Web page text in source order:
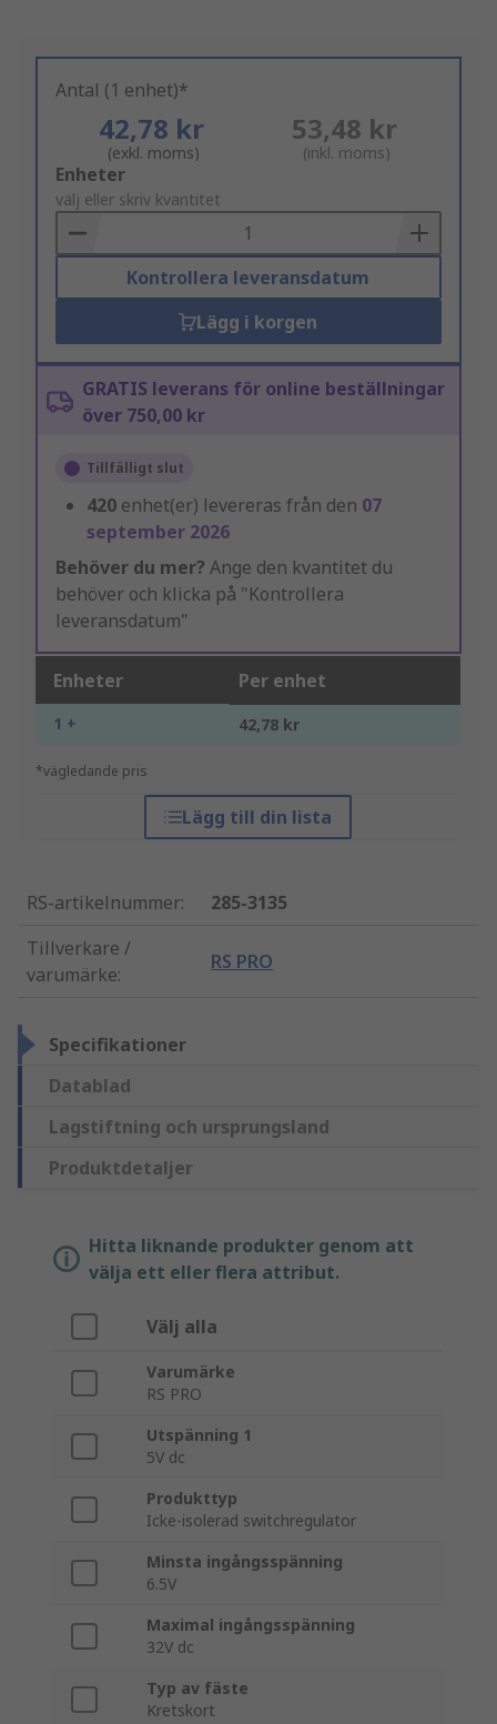
Antal (1 enhet)*
42,78 kr
(exkl. moms)
53,48 kr
(inkl. moms)
Add
to
Basket
Enheter
välj eller skriv kvantitet
Kontrollera leveransdatum
Lägg i korgen
GRATIS leverans för online beställningar
över 750,00 kr
Tillfälligt slut
420 enhet(er) levereras från den 07
september 2026
Behöver du mer? Ange den kvantitet du
behöver och klicka på "Kontrollera
leveransdatum"
Enheter Per enhet
1 + 42,78 kr
*vägledande pris
Lägg till din lista
RS-artikelnummer:
285-3135
Tillverkare /
varumärke:
RS PRO
Specifikationer
Datablad
Lagstiftning och ursprungsland
Produktdetaljer
Hitta liknande produkter genom att
välja ett eller flera attribut.
Välj alla
Varumärke
RS PRO
Utspänning 1
5V dc
Produkttyp
Icke-isolerad switchregulator
Minsta ingångsspänning
6.5V
Maximal ingångsspänning
32V dc
Typ av fäste
Kretskort